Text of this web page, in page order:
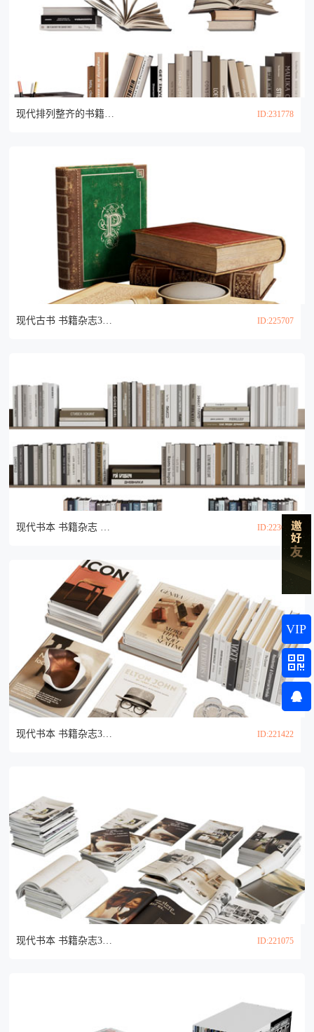
现代排列整齐的书籍 书本 课本3d模型 ID:231778
现代古书 书籍杂志3d模型 ID:225707
现代书本 书籍杂志 摆件组合3d模型 ID:223007
现代书本 书籍杂志3d模型 ID:221422
现代书本 书籍杂志3d模型 ID:221075
VIP